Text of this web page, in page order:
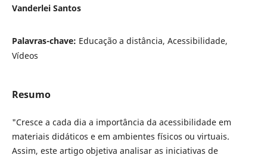
Vanderlei Santos
Palavras-chave: Educação a distância, Acessibilidade,
Vídeos
Resumo
"Cresce a cada dia a importância da acessibilidade em
materiais didáticos e em ambientes físicos ou virtuais.
Assim, este artigo objetiva analisar as iniciativas de